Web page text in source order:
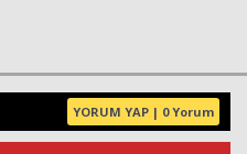
YORUM YAP | 0 Yorum